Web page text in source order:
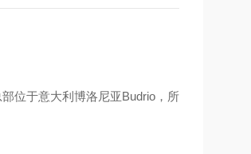
位于意大利博洛尼亚Budrio，所